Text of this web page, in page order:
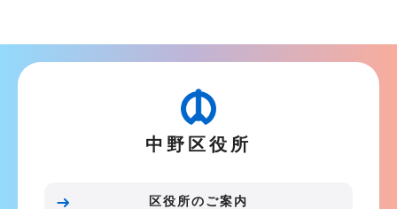
ゲ
中野区役所
区役所のご案内